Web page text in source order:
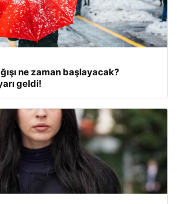
ne zaman başlayacak?
geldi!